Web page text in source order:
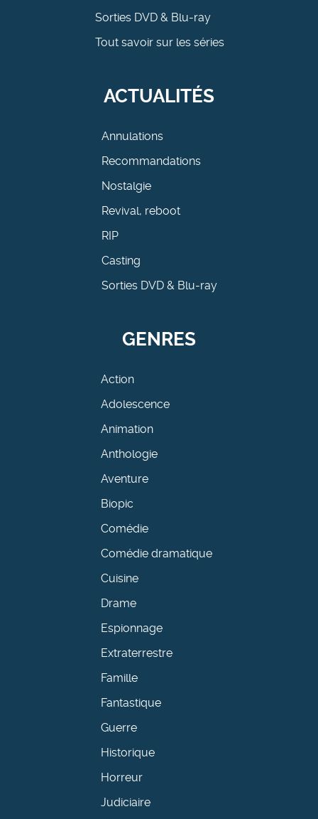
Sorties DVD & Blu-ray
Tout savoir sur les séries
ACTUALITÉS
Annulations
Recommandations
Nostalgie
Revival, reboot
RIP
Casting
Sorties DVD & Blu-ray
GENRES
Action
Adolescence
Animation
Anthologie
Aventure
Biopic
Comédie
Comédie dramatique
Cuisine
Drame
Espionnage
Extraterrestre
Famille
Fantastique
Guerre
Historique
Horreur
Judiciaire